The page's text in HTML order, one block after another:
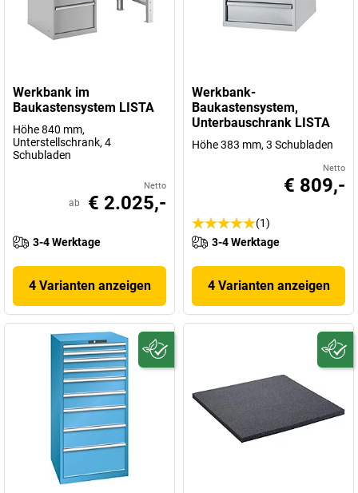
Werkbank im
Baukastensystem LISTA
Höhe 840 mm,
Unterstellschrank, 4
Schubladen
Netto
ab € 2.025,-
3-4 Werktage
4 Varianten anzeigen
Werkbank-
Baukastensystem,
Unterbauschrank LISTA
Höhe 383 mm, 3 Schubladen
Netto
€ 809,-
(1)
3-4 Werktage
4 Varianten anzeigen